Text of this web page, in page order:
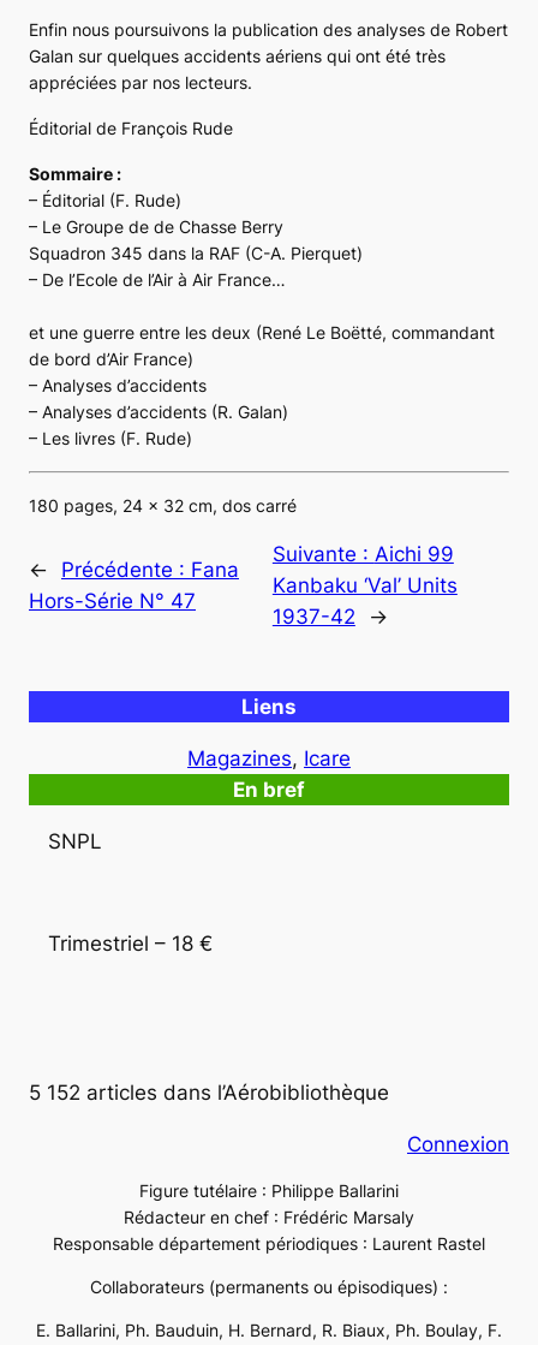
Enfin nous poursuivons la publication des analyses de Robert
Galan sur quelques accidents aériens qui ont été très
appréciées par nos lecteurs.
Éditorial de François Rude
Sommaire :
– Éditorial (F. Rude)
– Le Groupe de de Chasse Berry
Squadron 345 dans la RAF (C-A. Pierquet)
– De l’Ecole de l’Air à Air France…
et une guerre entre les deux (René Le Boëtté, commandant
de bord d’Air France)
– Analyses d’accidents
– Analyses d’accidents (R. Galan)
– Les livres (F. Rude)
180 pages, 24 x 32 cm, dos carré
← Précédente : Fana
Hors-Série N° 47
Suivante : Aichi 99
Kanbaku ‘Val’ Units
1937-42
→
Liens
Magazines, Icare
En bref
SNPL
Trimestriel – 18 €
5 152 articles dans l’Aérobibliothèque
Connexion
Figure tutélaire : Philippe Ballarini
Rédacteur en chef : Frédéric Marsaly
Responsable département périodiques : Laurent Rastel
Collaborateurs (permanents ou épisodiques) :
E. Ballarini, Ph. Bauduin, H. Bernard, R. Biaux, Ph. Boulay, F.